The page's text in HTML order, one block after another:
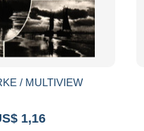
/ MULTIVIEW
1,16